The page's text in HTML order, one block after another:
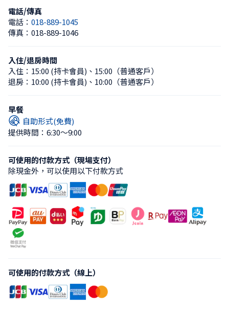
電話/傳真
電話： 018-889-1045
傳真： 018-889-1046
入住/退房時間
入住： 15:00 (持卡會員) 、 15:00（普通客戶）
退房： 10:00 (持卡會員) 、 10:00（普通客戶）
早餐
自助形式(免費)
提供時間：6:30〜9:00
可使用的付款方式（現場支付）
除現金外，可以使用以下付款方式
可使用的付款方式（線上）